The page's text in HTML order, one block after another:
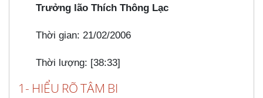
Trưởng lão Thích Thông Lạc
Thời gian: 21/02/2006
Thời lượng: [38:33]
1- HIỂU RÕ TÂM BI